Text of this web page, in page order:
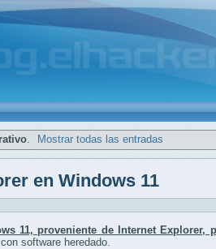
. Mostrar todas las entradas
en Windows 11
11, proveniente de Internet Explorer,
software heredado.